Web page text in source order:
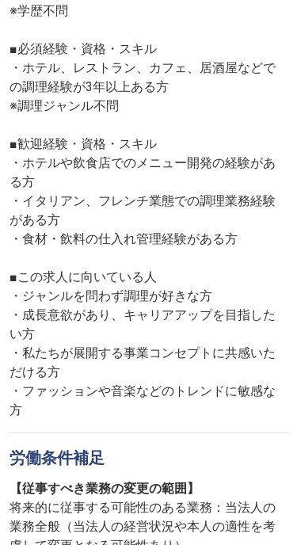
※学歴不問
■必須経験・資格・スキル
・ホテル、レストラン、カフェ、居酒屋などで
の調理経験が3年以上ある方
※調理ジャンル不問
■歓迎経験・資格・スキル
・ホテルや飲食店でのメニュー開発の経験があ
る方
・イタリアン、フレンチ業態での調理業務経験
がある方
・食材・飲料の仕入れ管理経験がある方
■この求人に向いている人
・ジャンルを問わず調理が好きな方
・成長意欲があり、キャリアアップを目指した
い方
・私たちが展開する事業コンセプトに共感いた
だける方
・ファッションや音楽などのトレンドに敏感な
方
労働条件補足
【従事すべき業務の変更の範囲】
将来的に従事する可能性のある業務：当法人の
業務全般（当法人の経営状況や本人の適性を考